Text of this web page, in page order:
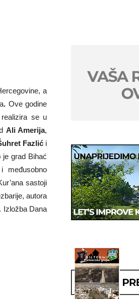
a
. Ove godine
se u
Ali Amerija,
Fazlići
grad Bihać
međusobno
sastoji
autora
. Izložba Dana